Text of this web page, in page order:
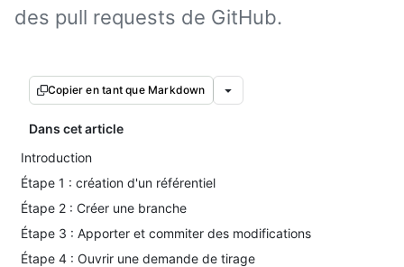
des pull requests de GitHub.
Copier en tant que Markdown
Dans cet article
Introduction
Étape 1 : création d'un référentiel
Étape 2 : Créer une branche
Étape 3 : Apporter et commiter des modifications
Étape 4 : Ouvrir une demande de tirage